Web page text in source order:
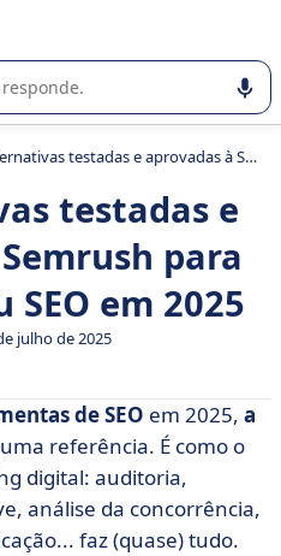
ou na seleção de software
13 alternativas testadas e aprovadas à Semrush para gerenciar seu SEO em 2025
testadas e
para
em 2025
julho de 2025
à Semrush?
ao Semrush para seu
de SEO em 2025, a
referência. É como o
digital: auditoria,
análise da concorrência,
faz (quase) tudo.